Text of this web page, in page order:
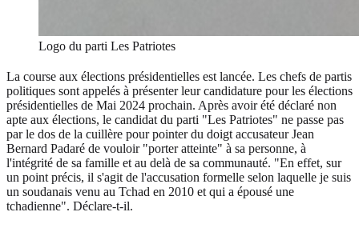
Logo du parti Les Patriotes
La course aux élections présidentielles est lancée. Les chefs de partis
politiques sont appelés à présenter leur candidature pour les élections
présidentielles de Mai 2024 prochain. Après avoir été déclaré non
apte aux élections, le candidat du parti "Les Patriotes" ne passe pas
par le dos de la cuillère pour pointer du doigt accusateur Jean
Bernard Padaré de vouloir "porter atteinte" à sa personne, à
l'intégrité de sa famille et au delà de sa communauté. "En effet, sur
un point précis, il s'agit de l'accusation formelle selon laquelle je suis
un soudanais venu au Tchad en 2010 et qui a épousé une
tchadienne". Déclare-t-il.